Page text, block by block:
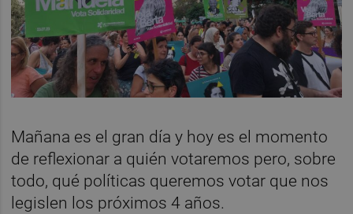
Mañana es el gran día y hoy es el momento
de reflexionar a quién votaremos pero, sobre
todo, qué políticas queremos votar que nos
legislen los próximos 4 años.